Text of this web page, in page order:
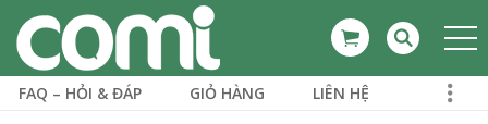
FAQ – HỎI & ĐÁP GIỎ HÀNG LIÊN HỆ